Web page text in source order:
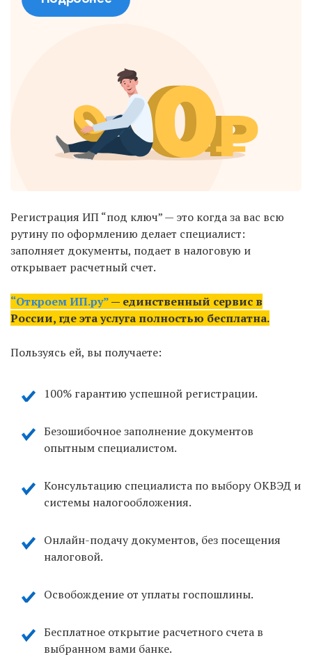
Регистрация ИП “под ключ” — это когда за вас всю
рутину по оформлению делает специалист:
заполняет документы, подает в налоговую и
открывает расчетный счет.
“Откроем ИП.ру”— единственный сервис в
России, где эта услуга полностью бесплатна.
Пользуясь ей, вы получаете:
100% гарантию успешной регистрации.
Безошибочное заполнение документов
опытным специалистом.
Консультацию специалиста по выбору ОКВЭД и
системы налогообложения.
Онлайн-подачу документов, без посещения
налоговой.
Освобождение от уплаты госпошлины.
Бесплатное открытие расчетного счета в
выбранном вами банке.